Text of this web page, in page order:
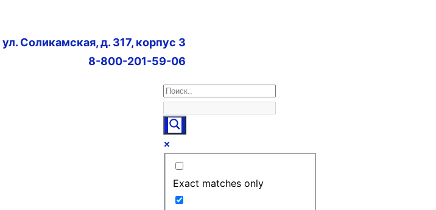
ул. Соликамская, д. 317, корпус 3
8-800-201-59-06
Exact matches only